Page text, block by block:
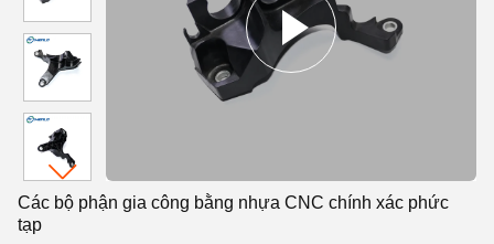
Các bộ phận gia công bằng nhựa CNC chính xác phức
tạp